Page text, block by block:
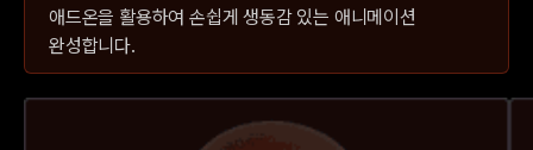
애드온을 활용하여 손쉽게 생동감 있는 애니메이션
완성합니다.